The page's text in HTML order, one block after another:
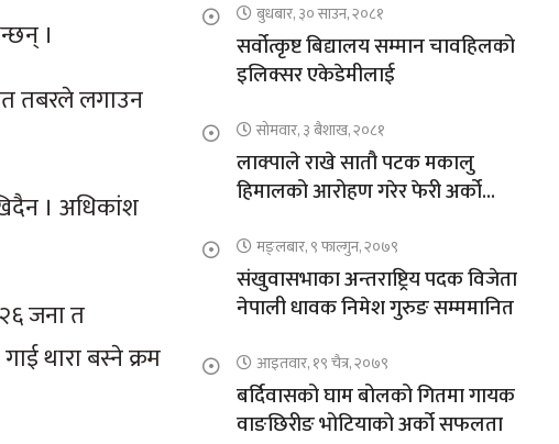
।
तबरले लगाउन
। अधिकांश
जना त
थारा बस्ने क्रम
बुधबार, ३० साउन, २०८१
सर्वोत्कृष्ट बिद्यालय सम्मान चावहिलको
इलिक्सर एकेडेमीलाई
सोमवार, ३ बैशाख, २०८१
लाक्पाले राखे सातौ पटक मकालु
हिमालको आरोहण गरेर फेरी अर्को
मङ्लबार, ९ फाल्गुन, २०७९
संखुवासभाका अन्तराष्ट्रिय पदक विजेता
नेपाली धावक निमेश गुरुङ सम्ममानित
आइतवार, १९ चैत्र, २०७९
बर्दिवासको घाम बोलको गितमा गायक
वाङछिरीङ भोटियाको अर्को सफलता